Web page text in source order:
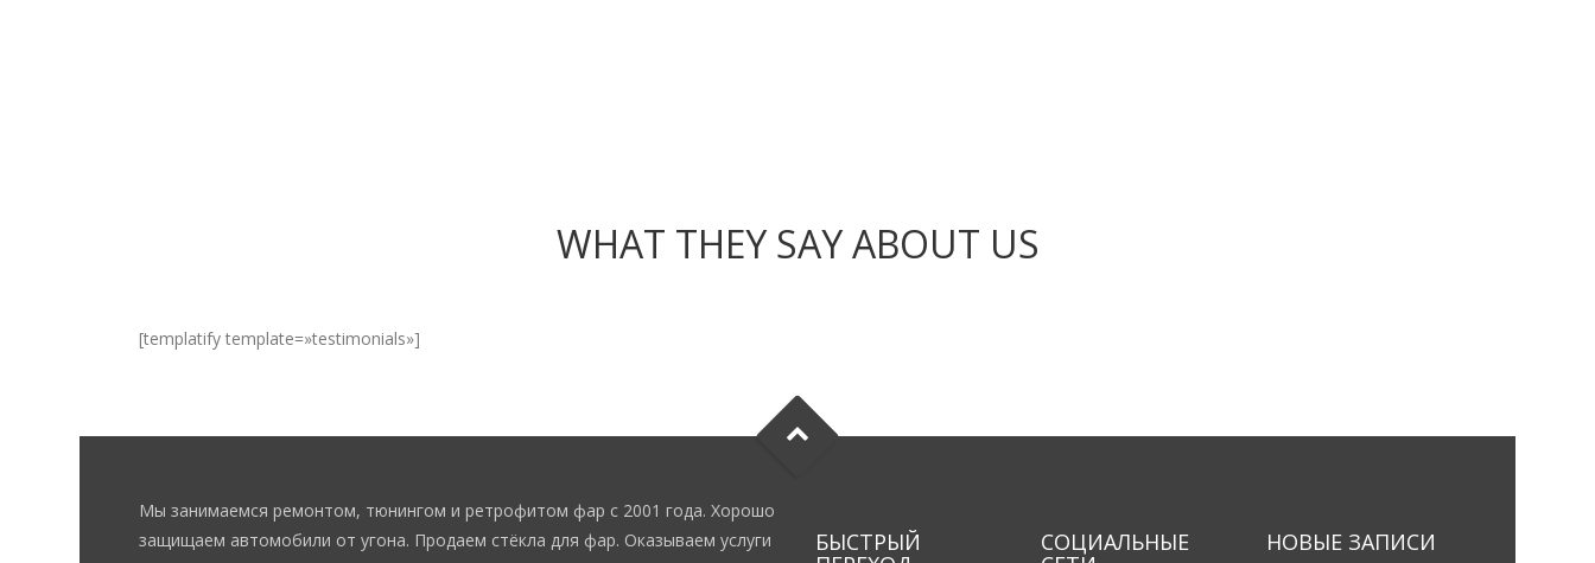
WHAT THEY SAY ABOUT US
[templatify template=»testimonials»]
Мы занимаемся ремонтом, тюнингом и ретрофитом фар с 2001 года. Хорошо
защищаем автомобили от угона. Продаем стёкла для фар. Оказываем услуги
БЫСТРЫЙ СОЦИАЛЬНЫЕ НОВЫЕ ЗАПИСИ